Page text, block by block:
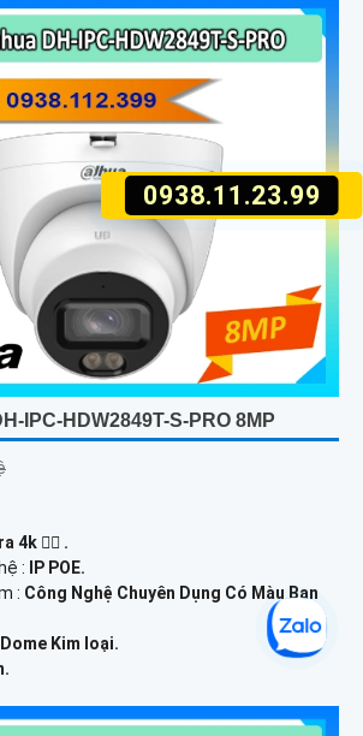
0938.11.23.99
IPC-HDW2849T-S-PRO 8MP
4k 👍🏾 .
: IP POE.
: Công Nghệ Chuyên Dụng Có Màu Ban
Dome Kim loại.